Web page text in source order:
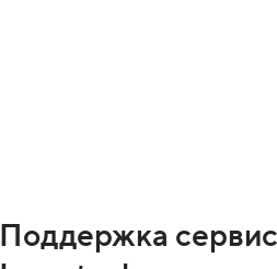
Поддержка